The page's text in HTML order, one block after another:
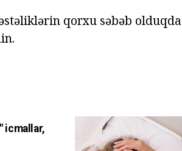
qorxu səbəb olduqda
icmallar,